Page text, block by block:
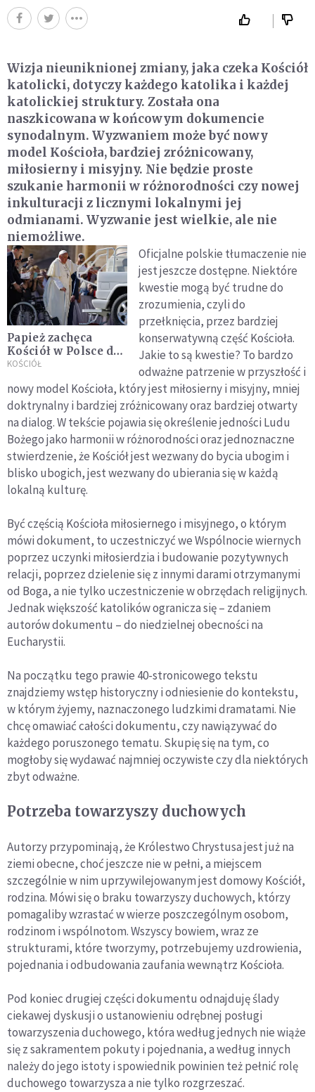
Wizja nieuniknionej zmiany, jaka czeka Kościół
katolicki, dotyczy każdego katolika i każdej
katolickiej struktury. Została ona
naszkicowana w końcowym dokumencie
synodalnym. Wyzwaniem może być nowy
model Kościoła, bardziej zróżnicowany,
miłosierny i misyjny. Nie będzie proste
szukanie harmonii w różnorodności czy nowej
inkulturacji z licznymi lokalnymi jej
odmianami. Wyzwanie jest wielkie, ale nie
niemożliwe.
Papież zachęca
Kościół w Polsce do
otwartości na styl
KOŚCIÓŁ
Oficjalne polskie tłumaczenie nie
jest jeszcze dostępne. Niektóre
kwestie mogą być trudne do
zrozumienia, czyli do
przełknięcia, przez bardziej
konserwatywną część Kościoła.
Jakie to są kwestie? To bardzo
odważne patrzenie w przyszłość i
nowy model Kościoła, który jest miłosierny i misyjny, mniej
doktrynalny i bardziej zróżnicowany oraz bardziej otwarty
na dialog. W tekście pojawia się określenie jedności Ludu
Bożego jako harmonii w różnorodności oraz jednoznaczne
stwierdzenie, że Kościół jest wezwany do bycia ubogim i
blisko ubogich, jest wezwany do ubierania się w każdą
lokalną kulturę.
Być częścią Kościoła miłosiernego i misyjnego, o którym
mówi dokument, to uczestniczyć we Wspólnocie wiernych
poprzez uczynki miłosierdzia i budowanie pozytywnych
relacji, poprzez dzielenie się z innymi darami otrzymanymi
od Boga, a nie tylko uczestniczenie w obrzędach religijnych.
Jednak większość katolików ogranicza się – zdaniem
autorów dokumentu – do niedzielnej obecności na
Eucharystii.
Na początku tego prawie 40-stronicowego tekstu
znajdziemy wstęp historyczny i odniesienie do kontekstu,
w którym żyjemy, naznaczonego ludzkimi dramatami. Nie
chcę omawiać całości dokumentu, czy nawiązywać do
każdego poruszonego tematu. Skupię się na tym, co
mogłoby się wydawać najmniej oczywiste czy dla niektórych
zbyt odważne.
Potrzeba towarzyszy duchowych
Autorzy przypominają, że Królestwo Chrystusa jest już na
ziemi obecne, choć jeszcze nie w pełni, a miejscem
szczególnie w nim uprzywilejowanym jest domowy Kościół,
rodzina. Mówi się o braku towarzyszy duchowych, którzy
pomagaliby wzrastać w wierze poszczególnym osobom,
rodzinom i wspólnotom. Wszyscy bowiem, wraz ze
strukturami, które tworzymy, potrzebujemy uzdrowienia,
pojednania i odbudowania zaufania wewnątrz Kościoła.
Pod koniec drugiej części dokumentu odnajduję ślady
ciekawej dyskusji o ustanowieniu odrębnej posługi
towarzyszenia duchowego, która według jednych nie wiąże
się z sakramentem pokuty i pojednania, a według innych
należy do jego istoty i spowiednik powinien też pełnić rolę
duchowego towarzysza a nie tylko rozgrzeszać.